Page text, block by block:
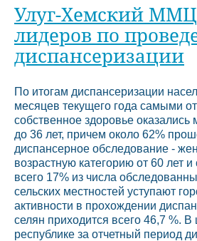
Улуг-Хемский
лидеров по
диспансеризации
По итогам диспансеризации
месяцев текущего года самыми
собственное здоровье
до 36 лет, причем около 62%
диспансерное обследование -
возрастную категорию от 60 лет
всего 17% из числа
сельских местностей уступают
активности в прохождении
селян приходится всего 46,7 %. В
республике за отчетный период